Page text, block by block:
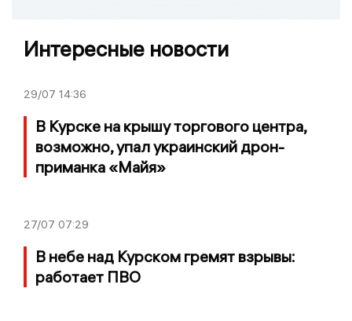
Интересные новости
29/07 14:36
В Курске на крышу торгового центра,
возможно, упал украинский дрон-
приманка «Майя»
27/07 07:29
В небе над Курском гремят взрывы:
работает ПВО